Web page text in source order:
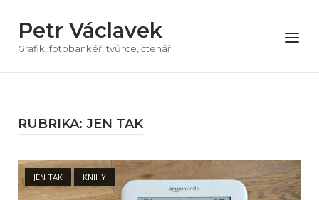
obsah
Petr Václavek
Grafik, fotobankéř, tvůrce, čtenář
Menu
RUBRIKA: JEN TAK
JEN TAK KNIHY
Open post